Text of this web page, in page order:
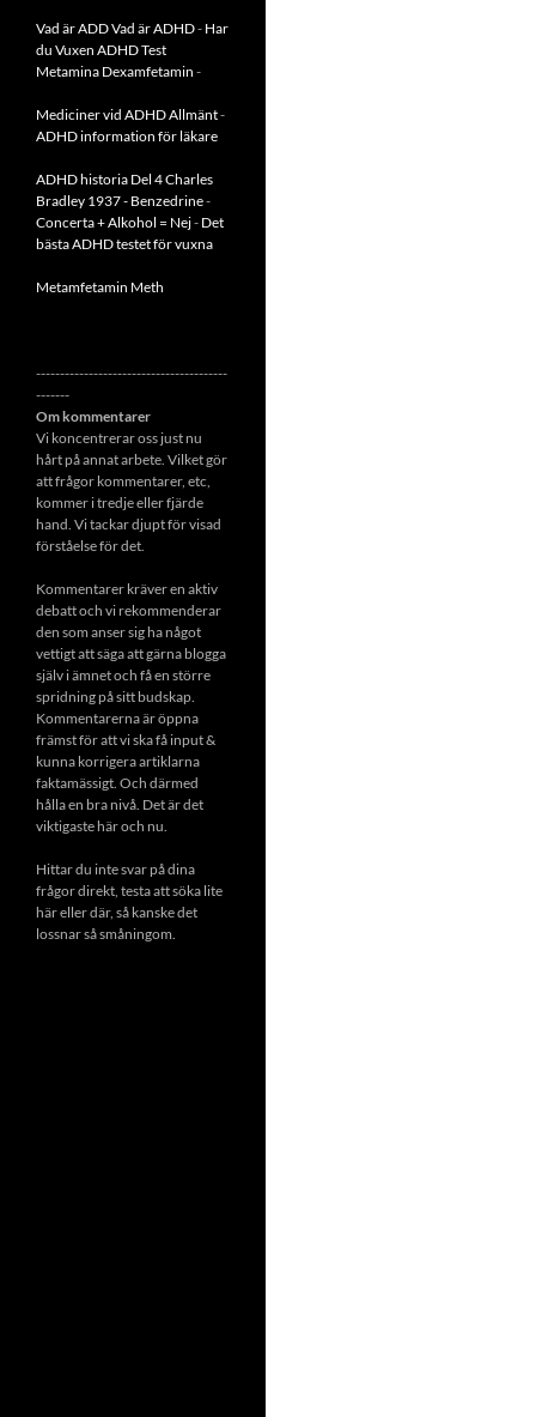
Vad är ADDVad är ADHD- Har
du Vuxen ADHD Test
Metamina Dexamfetamin -
Mediciner vid ADHD Allmänt-
ADHD information för läkare
ADHD historia Del 4 Charles
Bradley 1937 - Benzedrine-
Concerta + Alkohol = Nej- Det
bästa ADHD testet för vuxna
Metamfetamin Meth
----------------------------------------
-------
Om kommentarer
Vi koncentrerar oss just nu
hårt på annat arbete. Vilket gör
att frågor kommentarer, etc,
kommer i tredje eller fjärde
hand. Vi tackar djupt för visad
förståelse för det.
Kommentarer kräver en aktiv
debatt och vi rekommenderar
den som anser sig ha något
vettigt att säga att gärna blogga
själv i ämnet och få en större
spridning på sitt budskap.
Kommentarerna är öppna
främst för att vi ska få input &
kunna korrigera artiklarna
faktamässigt. Och därmed
hålla en bra nivå. Det är det
viktigaste här och nu.
Hittar du inte svar på dina
frågor direkt, testa att söka lite
här eller där, så kanske det
lossnar så småningom.